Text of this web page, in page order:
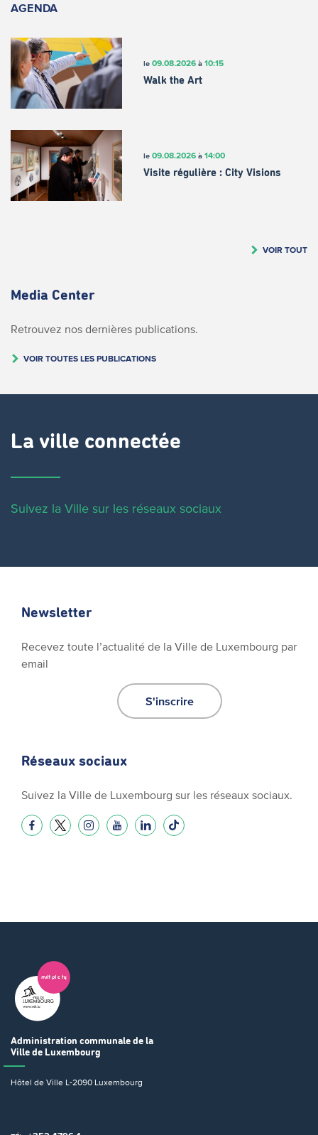
AGENDA
le 09.08.2026à 10:15
Walk the Art
le 09.08.2026à 14:00
Visite régulière : City Visions
VOIR TOUT
Media Center
Retrouvez nos dernières publications.
VOIR TOUTES LES PUBLICATIONS
La ville connectée
Suivez la Ville sur les réseaux sociaux
Newsletter
Recevez toute l’actualité de la Ville de Luxembourg par
email
S'inscrire
Réseaux sociaux
Suivez la Ville de Luxembourg sur les réseaux sociaux.
Administration communale de la
Ville de Luxembourg
Hôtel de Ville L-2090 Luxembourg